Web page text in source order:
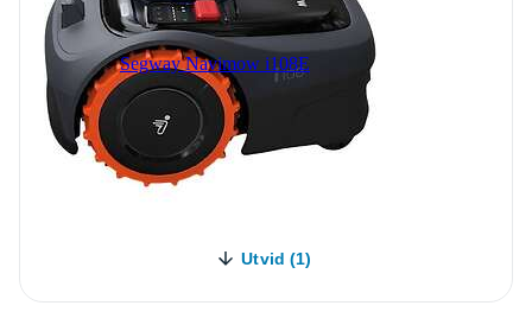
Segway Navimow i108E
Utvid (1)